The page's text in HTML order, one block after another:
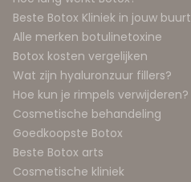
Beste Botox Kliniek in jouw buurt
Alle merken botulinetoxine
Botox kosten vergelijken
Wat zijn hyaluronzuur fillers?
Hoe kun je rimpels verwijderen?
Cosmetische behandeling
Goedkoopste Botox
Beste Botox arts
Cosmetische kliniek